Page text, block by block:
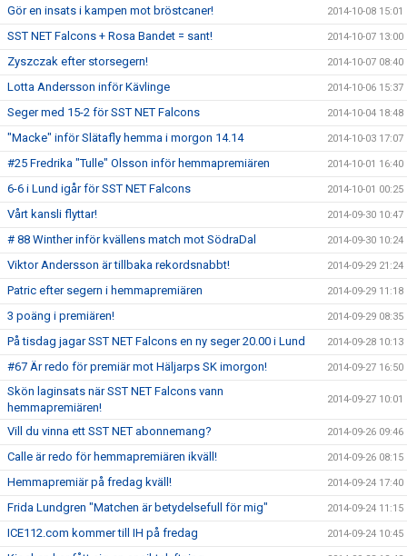
Gör en insats i kampen mot bröstcaner! 2014-10-08 15:01
SST NET Falcons + Rosa Bandet = sant! 2014-10-07 13:00
Zyszczak efter storsegern! 2014-10-07 08:40
Lotta Andersson inför Kävlinge 2014-10-06 15:37
Seger med 15-2 för SST NET Falcons 2014-10-04 18:48
"Macke" inför Slätafly hemma i morgon 14.14 2014-10-03 17:07
#25 Fredrika "Tulle" Olsson inför hemmapremiären 2014-10-01 16:40
6-6 i Lund igår för SST NET Falcons 2014-10-01 00:25
Vårt kansli flyttar! 2014-09-30 10:47
# 88 Winther inför kvällens match mot SödraDal 2014-09-30 10:24
Viktor Andersson är tillbaka rekordsnabbt! 2014-09-29 21:24
Patric efter segern i hemmapremiären 2014-09-29 11:18
3 poäng i premiären! 2014-09-29 08:35
På tisdag jagar SST NET Falcons en ny seger 20.00 i Lund 2014-09-28 10:13
#67 Är redo för premiär mot Häljarps SK imorgon! 2014-09-27 16:50
Skön laginsats när SST NET Falcons vann
hemmapremiären!
2014-09-27 10:01
Vill du vinna ett SST NET abonnemang? 2014-09-26 09:46
Calle är redo för hemmapremiären ikväll! 2014-09-26 08:15
Hemmapremiär på fredag kväll! 2014-09-24 17:40
Frida Lundgren "Matchen är betydelsefull för mig" 2014-09-24 11:15
ICE112.com kommer till IH på fredag 2014-09-24 10:45